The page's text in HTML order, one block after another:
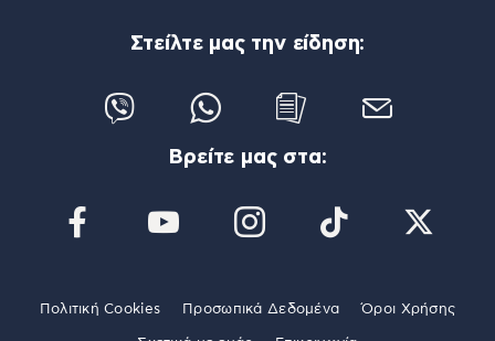
Στείλτε μας την είδηση:
Βρείτε μας στα:
Πολιτική Cookies Προσωπικά Δεδομένα Όροι Χρήσης